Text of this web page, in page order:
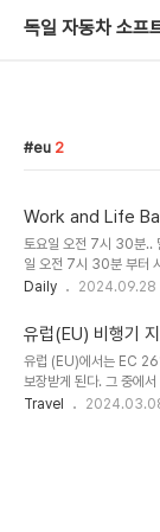
독일 자동차 소프
eu 2
Work and Life
토요일 오전 7시 30분..
일 오전 7시 30분 부터
이딩을 해주고 차안에서
쓴것 같은데... 그래서 검
에 https://
금 리더십 교육을 받고
써보고 있다. 요즘 리더
글에서 밝힌 바 있다.
Daily 2024.09.28
유럽(EU) 비행기
유럽 (EU)에서는 EC
보장받게 된다. 그 중에
도 포함되어 있어 이 글에
도 EU내에서 거리에 따
용은 https://
Travel